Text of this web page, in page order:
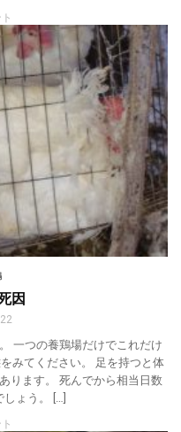
因
一つの養鶏場だけでこれだけ
みてください。 足を持つと体
ります。 死んでから相当日数
しょう。 […]